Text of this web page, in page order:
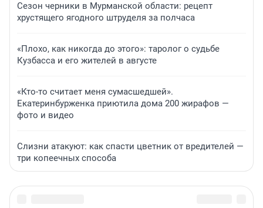
Сезон черники в Мурманской области: рецепт
хрустящего ягодного штруделя за полчаса
«Плохо, как никогда до этого»: таролог о судьбе
Кузбасса и его жителей в августе
«Кто-то считает меня сумасшедшей».
Екатеринбурженка приютила дома 200 жирафов —
фото и видео
Слизни атакуют: как спасти цветник от вредителей —
три копеечных способа